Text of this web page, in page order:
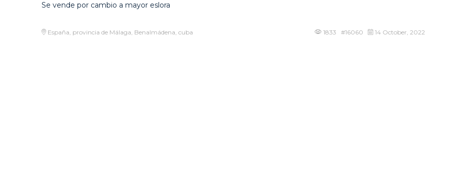
Se vende por cambio a mayor eslora
España, provincia de Málaga, Benalmádena, cuba 1833 #16060 14 October, 2022